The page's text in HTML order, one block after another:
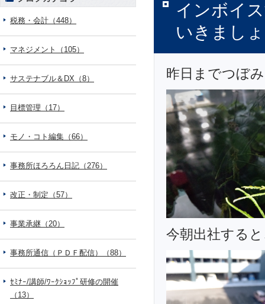
インボイ
いきまし
昨日までつぼ
今朝出社する
税務・会計（448）
マネジメント（105）
サステナブル＆DX（8）
目標管理（17）
モノ・コト編集（66）
事務所ほろろん日記（276）
改正・制定（57）
事業承継（20）
事務所通信（ＰＤＦ配信）（88）
ｾﾐﾅｰ/講師/ﾜｰｸｼｮｯﾌﾟ研修の開催
（13）